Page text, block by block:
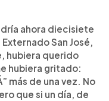
ahora diecisiete
San José,
hubiera querido
hubiera gritado:
más de una vez. No
que si un día, de